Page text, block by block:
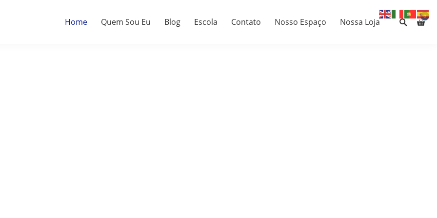
Home Quem Sou Eu Blog Escola Contato Nosso Espaço Nossa Loja
0